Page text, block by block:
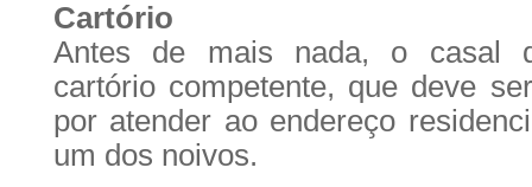
Cartório
Antes de mais nada, o casal
cartório competente, que deve
por atender ao endereço
um dos noivos.